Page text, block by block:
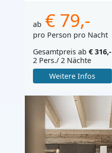
ab € 79,-
pro Person pro Nacht
Gesamtpreis ab € 316,-
2 Pers./ 2 Nächte
Weitere Infos